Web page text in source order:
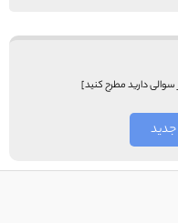
سوالی دارید مطرح کنید]